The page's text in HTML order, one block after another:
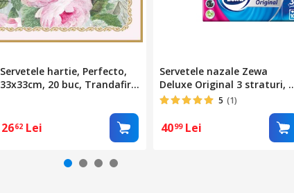
Servetele hartie, Perfecto,
33x33cm, 20 buc, Trandafiri
2662 Lei
Servetele nazale Zewa
Deluxe Original 3 straturi, 3
pachete de 10 bucati
5 (1)
4099 Lei